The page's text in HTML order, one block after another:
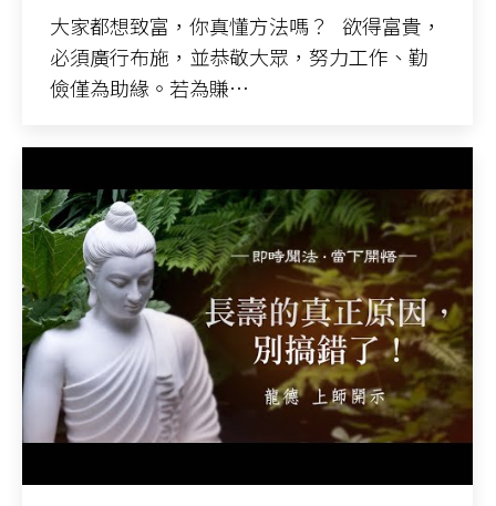
大家都想致富，你真懂方法嗎？ 欲得富貴，
必須廣行布施，並恭敬大眾，努力工作、勤
儉僅為助緣。若為賺…